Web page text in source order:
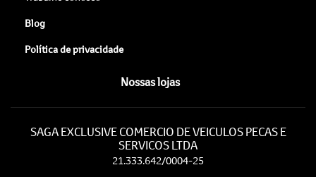
Blog
Política de privacidade
Nossas lojas
SAGA EXCLUSIVE COMERCIO DE VEICULOS PECAS E
SERVICOS LTDA
21.333.642/0004-25